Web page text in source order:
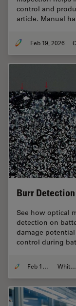
control and
article. Manual
Feb 19, 2026
Burr
See how optical
detection on
damage
control during
Feb 12, 2026 Whitepaper